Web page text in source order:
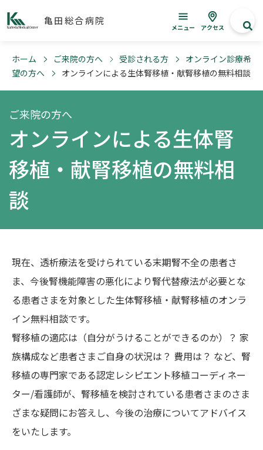
亀田総合病院
メニュー アクセス
ホーム ご来院の方へ 受診される方
オンライン診療希
望の方へ
オンラインによる生体腎移植・献腎移植の無料相談
ご来院の方へ
オンラインによる生体腎
移植・献腎移植の無料相
談
現在、透析療法を受けられている末期腎不全の患者さ
ま、今後腎機能障害の悪化により腎代替療法が必要とな
る患者さまを対象とした生体腎移植・献腎移植のオンラ
イン無料相談です。
腎移植の適応は（自分がうけることができるのか）？ 家
族構成など患者さまご自身の状況は？ 費用は？ など、腎
移植の専門家である認定レシピエント移植コーディネー
ター/看護師が、腎移植を検討されている患者さまのさま
ざまな疑問にお答えし、今後の治療についてアドバイス
をいたします。